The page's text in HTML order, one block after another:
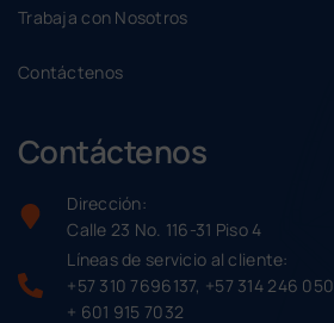
Trabaja con Nosotros
Contáctenos
Contáctenos
Dirección:
Calle 23 No. 116-31 Piso 4
Líneas de servicio al cliente:
+57 310 7696137, +57 314 246
+ 601 915 7032